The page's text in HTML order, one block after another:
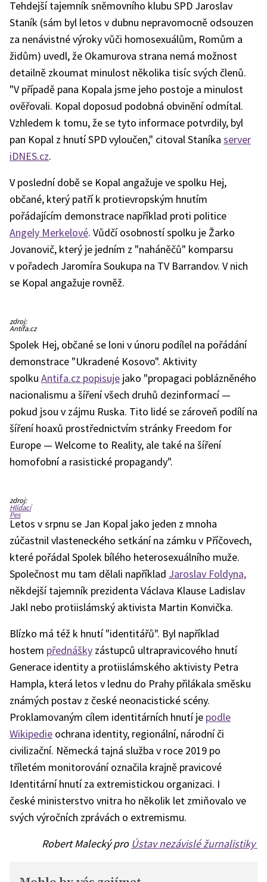
Tehdejší tajemník sněmovního klubu SPD Jaroslav
Staník (sám byl letos v dubnu nepravomocně odsouzen
za nenávistné výroky vůči homosexuálům, Romům a
židům) uvedl, že Okamurova strana nemá možnost
detailně zkoumat minulost několika tisíc svých členů.
"V případě pana Kopala jsme jeho postoje a minulost
ověřovali. Kopal doposud podobná obvinění odmítal.
Vzhledem k tomu, že se tyto informace potvrdily, byl
pan Kopal z hnutí SPD vyloučen," citoval Staníka server
iDNES.cz.
V poslední době se Kopal angažuje ve spolku Hej,
občané, který patří k protievropským hnutím
pořádajícím demonstrace například proti politice
Angely Merkelové. Vůdčí osobností spolku je Žarko
Jovanovič, který je jedním z "naháněčů" komparsu
v pořadech Jaromíra Soukupa na TV Barrandov. V nich
se Kopal angažuje rovněž.
Jan
Kopal
v
triku
podobiznou
Zemana)
ve
studiu
TV
Barrandov.
zdroj:
Antifa.cz
Spolek Hej, občané se loni v únoru podílel na pořádání
demonstrace "Ukradené Kosovo". Aktivity
spolku Antifa.cz popisuje jako "propagaci poblázněného
nacionalismu a šíření všech druhů dezinformací —
pokud jsou v zájmu Ruska. Tito lidé se zároveň podílí na
šíření hoaxů prostřednictvím stránky Freedom for
Europe — Welcome to Reality, ale také na šíření
homofobní a rasistické propagandy".
Snímek
z
demonstrace
"Ukradené
Kosovo".
Kopal
vpravo
označen
1,
třetí
zleva
je
poslanec
zdroj:
Hlídací
Pes
Letos v srpnu se Jan Kopal jako jeden z mnoha
zúčastnil vlasteneckého setkání na zámku v Příčovech,
které pořádal Spolek bílého heterosexuálního muže.
Společnost mu tam dělali například Jaroslav Foldyna,
někdejší tajemník prezidenta Václava Klause Ladislav
Jakl nebo protiislámský aktivista Martin Konvička.
Blízko má též k hnutí "identitářů". Byl například
hostem přednášky zástupců ultrapravicového hnutí
Generace identity a protiislámského aktivisty Petra
Hampla, která letos v lednu do Prahy přilákala směsku
známých postav z české neonacistické scény.
Proklamovaným cílem identitárních hnutí je podle
Wikipedie ochrana identity, regionální, národní či
civilizační. Německá tajná služba v roce 2019 po
tříletém monitorování označila krajně pravicové
Identitární hnutí za extremistickou organizaci. I
české ministerstvo vnitra ho několik let zmiňovalo ve
svých výročních zprávách o extremismu.
Robert Malecký pro Ústav nezávislé žurnalistiky